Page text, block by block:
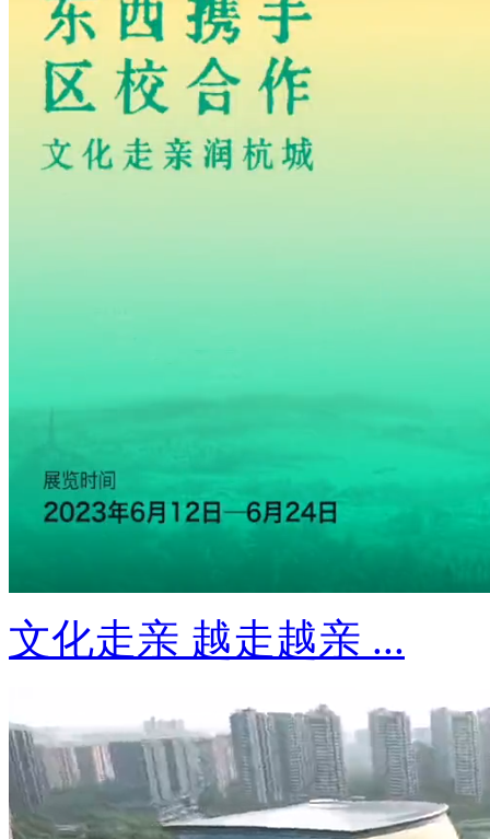
文化走亲 越走越亲 ...